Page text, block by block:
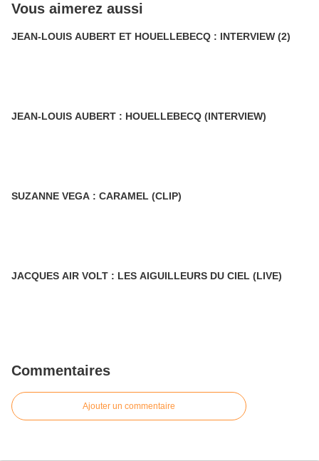
Vous aimerez aussi
JEAN-LOUIS AUBERT ET HOUELLEBECQ : INTERVIEW (2)
JEAN-LOUIS AUBERT : HOUELLEBECQ (INTERVIEW)
SUZANNE VEGA : CARAMEL (CLIP)
JACQUES AIR VOLT : LES AIGUILLEURS DU CIEL (LIVE)
Commentaires
Ajouter un commentaire